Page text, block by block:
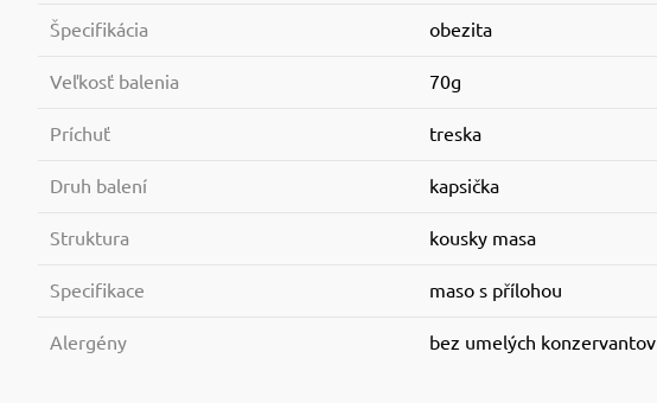
Špecifikácia obezita
Veľkosť balenia 70g
Príchuť treska
Druh balení kapsička
Struktura kousky masa
Specifikace maso s přílohou
Alergény bez umelých konzervantov